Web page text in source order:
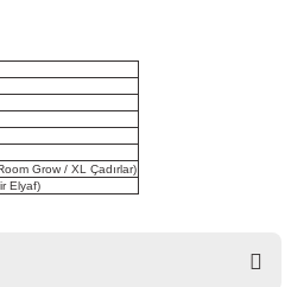
Grow / XL Çadırlar)
Elyaf)